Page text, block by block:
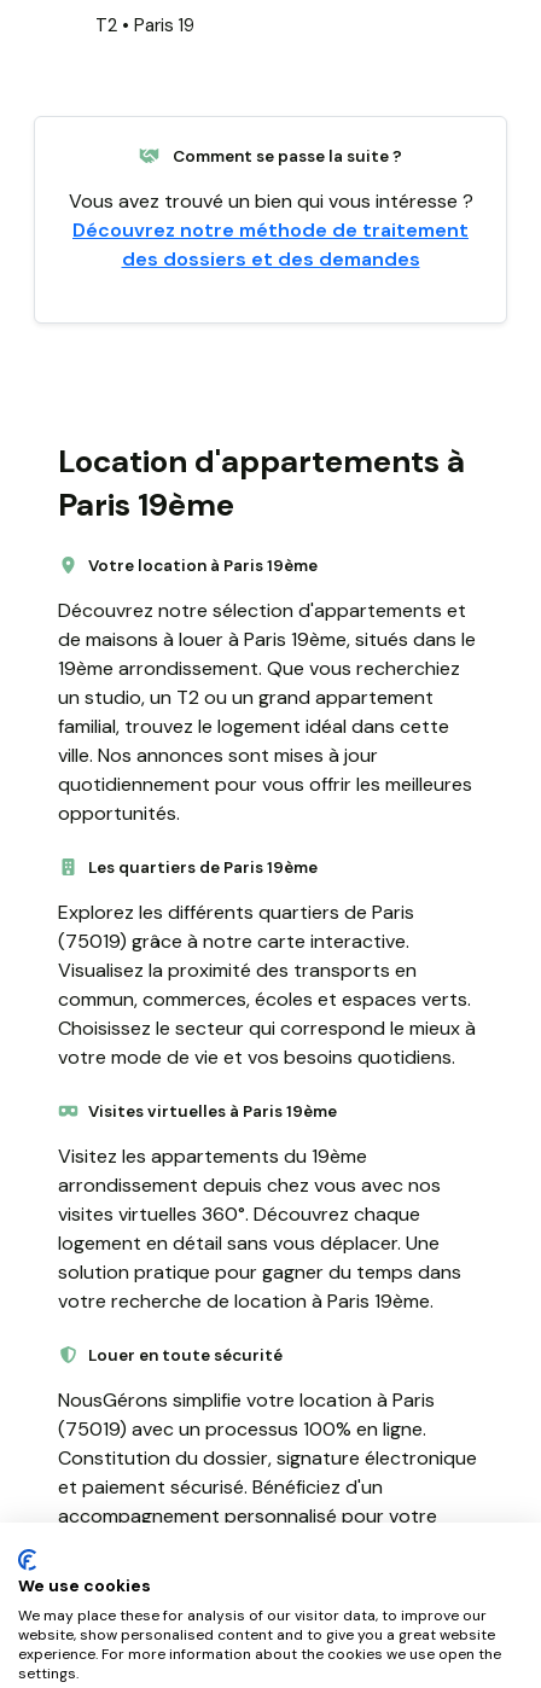
T2 • Paris 19
Comment se passe la suite ?
Vous avez trouvé un bien qui vous intéresse ?
Découvrez notre méthode de traitement
des dossiers et des demandes
Location d'appartements à
Paris 19ème
Votre location à Paris 19ème
Découvrez notre sélection d'appartements et
de maisons à louer à Paris 19ème, situés dans le
19ème arrondissement. Que vous recherchiez
un studio, un T2 ou un grand appartement
familial, trouvez le logement idéal dans cette
ville. Nos annonces sont mises à jour
quotidiennement pour vous offrir les meilleures
opportunités.
Les quartiers de Paris 19ème
Explorez les différents quartiers de Paris
(75019) grâce à notre carte interactive.
Visualisez la proximité des transports en
commun, commerces, écoles et espaces verts.
Choisissez le secteur qui correspond le mieux à
votre mode de vie et vos besoins quotidiens.
Visites virtuelles à Paris 19ème
Visitez les appartements du 19ème
arrondissement depuis chez vous avec nos
visites virtuelles 360°. Découvrez chaque
logement en détail sans vous déplacer. Une
solution pratique pour gagner du temps dans
votre recherche de location à Paris 19ème.
Louer en toute sécurité
NousGérons simplifie votre location à Paris
(75019) avec un processus 100% en ligne.
Constitution du dossier, signature électronique
et paiement sécurisé. Bénéficiez d'un
accompagnement personnalisé pour votre
We use cookies
We may place these for analysis of our visitor data, to improve our
website, show personalised content and to give you a great website
experience. For more information about the cookies we use open the
settings.